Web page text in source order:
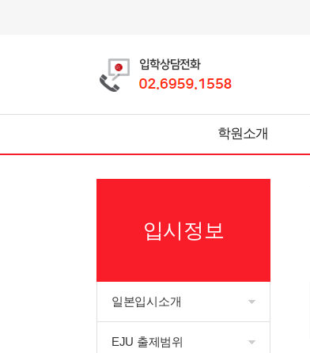
학원소개
입시정보
일본입시소개
EJU 출제범위